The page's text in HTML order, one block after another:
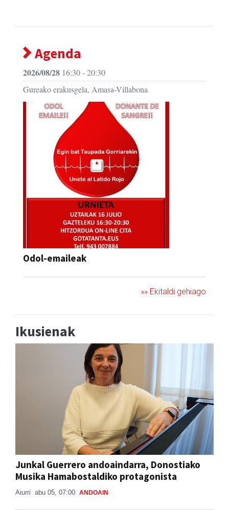
Agenda
2026/08/28 16:30 - 20:30
Gureako erakusgela, Amasa-Villabona
Odol-emaileak
»» Ekitaldi gehiago
Ikusienak
Junkal Guerrero andoaindarra, Donostiako
Musika Hamabostaldiko protagonista
Aiurri abu 05, 07:00 ANDOAIN